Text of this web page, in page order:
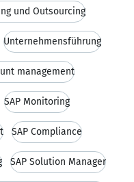
und Outsourcing
Unternehmensführung
management
SAP Monitoring
SAP Compliance
SAP Solution Manager